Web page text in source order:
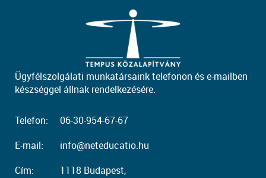
Ügyfélszolgálati munkatársaink telefonon és e-mailben
készséggel állnak rendelkezésére.
Telefon:
06-30-954-67-67
E-mail:
info@neteducatio.hu
Cím:
1118 Budapest,